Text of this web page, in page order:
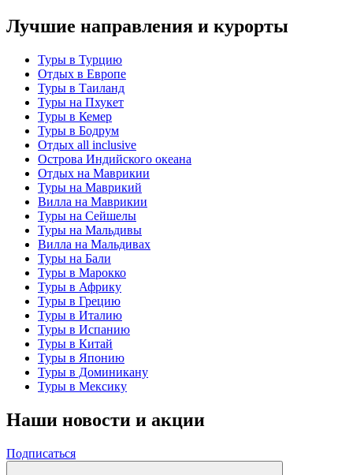
Лучшие направления и курорты
Туры в Турцию
Отдых в Европе
Туры в Таиланд
Туры на Пхукет
Туры в Кемер
Туры в Бодрум
Отдых all inclusive
Острова Индийского океана
Отдых на Маврикии
Туры на Маврикий
Вилла на Маврикии
Туры на Сейшелы
Туры на Мальдивы
Вилла на Мальдивах
Туры на Бали
Туры в Марокко
Туры в Африку
Туры в Грецию
Туры в Италию
Туры в Испанию
Туры в Китай
Туры в Японию
Туры в Доминикану
Туры в Мексику
Наши новости и акции
Подписаться